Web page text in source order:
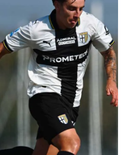
abilitato